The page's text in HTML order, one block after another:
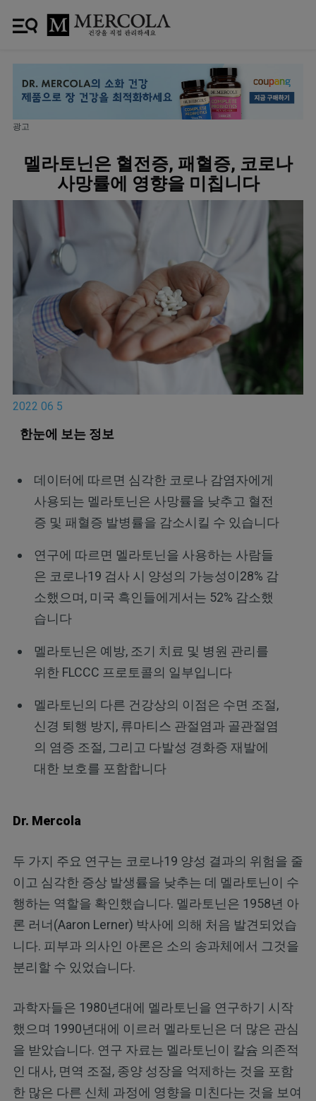
광고
멜라토닌은 혈전증, 패혈증, 코로나
사망률에 영향을 미칩니다
2022 06 5
한눈에 보는 정보
데이터에 따르면 심각한 코로나 감염자에게
사용되는 멜라토닌은 사망률을 낮추고 혈전
증 및 패혈증 발병률을 감소시킬 수 있습니다
연구에 따르면 멜라토닌을 사용하는 사람들
은 코로나19 검사 시 양성의 가능성이28% 감
소했으며, 미국 흑인들에게서는 52% 감소했
습니다
멜라토닌은 예방, 조기 치료 및 병원 관리를
위한 FLCCC 프로토콜의 일부입니다
멜라토닌의 다른 건강상의 이점은 수면 조절,
신경 퇴행 방지, 류마티스 관절염과 골관절염
의 염증 조절, 그리고 다발성 경화증 재발에
대한 보호를 포함합니다
Dr. Mercola
두 가지 주요 연구는 코로나19 양성 결과의 위험을 줄
이고 심각한 증상 발생률을 낮추는 데 멜라토닌이 수
행하는 역할을 확인했습니다. 멜라토닌은 1958년 아
론 러너(Aaron Lerner) 박사에 의해 처음 발견되었습
니다. 피부과 의사인 아론은 소의 송과체에서 그것을
분리할 수 있었습니다.
과학자들은 1980년대에 멜라토닌을 연구하기 시작
했으며 1990년대에 이르러 멜라토닌은 더 많은 관심
을 받았습니다. 연구 자료는 멜라토닌이 칼슘 의존적
인 대사, 면역 조절, 종양 성장을 억제하는 것을 포함
한 많은 다른 신체 과정에 영향을 미친다는 것을 보여